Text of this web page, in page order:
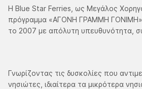
Η Blue Star Ferries, ως Μεγάλος
πρόγραμμα «ΑΓΟΝΗ ΓΡΑΜΜΗ ΓΟΝΙΜΗ»
το 2007 με απόλυτη υπευθυνότητα,
Γνωρίζοντας τις δυσκολίες που
νησιώτες, ιδιαίτερα τα μικρότερα